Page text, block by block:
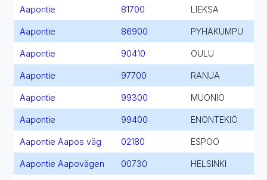
Aapontie 81700 LIEKSA
Aapontie 86900 PYHÄKUMPU
Aapontie 90410 OULU
Aapontie 97700 RANUA
Aapontie 99300 MUONIO
Aapontie 99400 ENONTEKIÖ
Aapontie Aapos väg 02180 ESPOO
Aapontie Aapovägen 00730 HELSINKI